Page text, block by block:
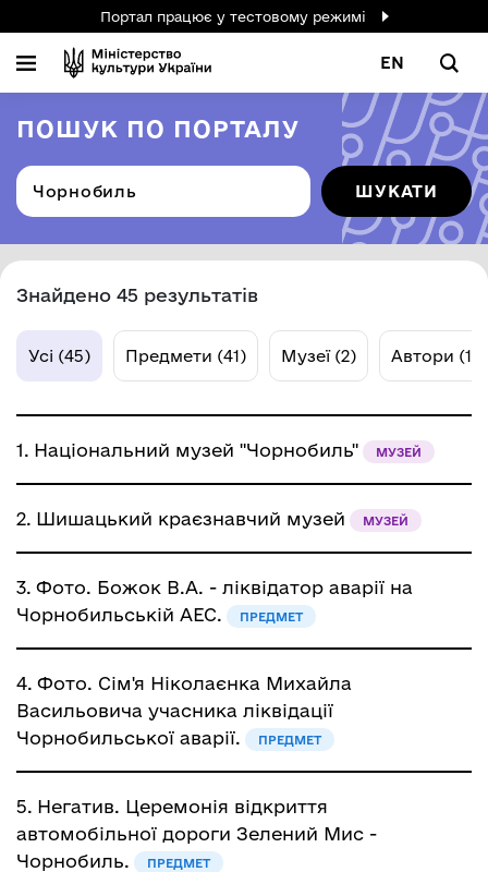
Портал працює у тестовому режимі
EN
ПОШУК ПО ПОРТАЛУ
ШУКАТИ
Знайдено 45 результатів
Усі (45) Предмети (41) Музеї (2) Автори (1)
1. Національний музей "Чорнобиль" МУЗЕЙ
2. Шишацький краєзнавчий музей МУЗЕЙ
3. Фото. Божок В.А. - ліквідатор аварії на
Чорнобильській АЕС.
ПРЕДМЕТ
4. Фото. Сім'я Ніколаєнка Михайла
Васильовича учасника ліквідації
Чорнобильської аварії.
ПРЕДМЕТ
5. Негатив. Церемонія відкриття
автомобільної дороги Зелений Мис -
Чорнобиль.
ПРЕДМЕТ